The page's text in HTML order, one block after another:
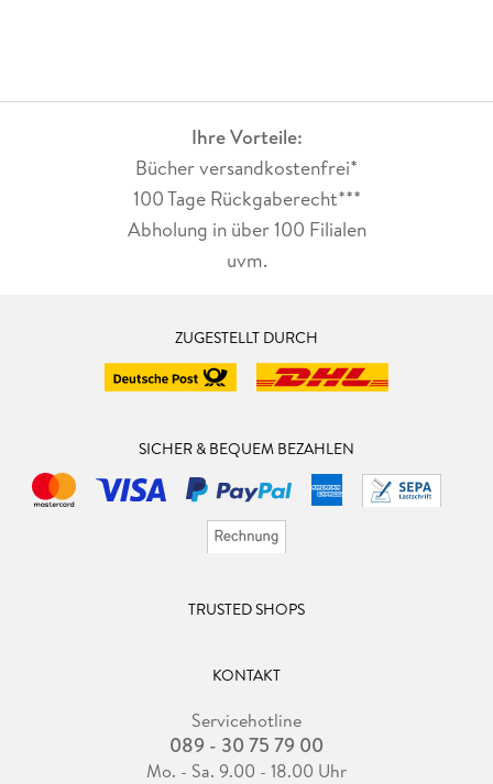
Ihre Vorteile:
Bücher versandkostenfrei*
100 Tage Rückgaberecht***
Abholung in über 100 Filialen
uvm.
ZUGESTELLT DURCH
SICHER & BEQUEM BEZAHLEN
TRUSTED SHOPS
KONTAKT
Servicehotline
089 - 30 75 79 00
Mo. - Sa. 9.00 - 18.00 Uhr